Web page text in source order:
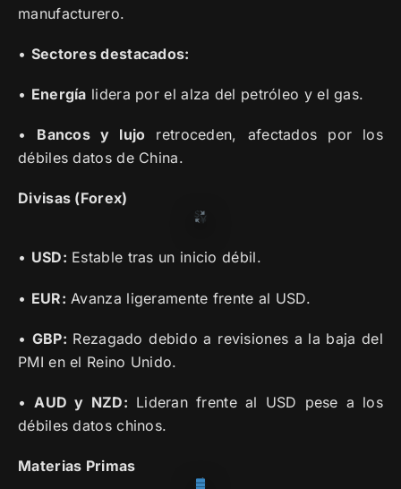
manufacturero.
• Sectores destacados:
• Energía lidera por el alza del petróleo y el gas.
• Bancos y lujo retroceden, afectados por los
débiles datos de China.
Divisas (Forex)
• USD: Estable tras un inicio débil.
• EUR: Avanza ligeramente frente al USD.
• GBP: Rezagado debido a revisiones a la baja del
PMI en el Reino Unido.
•AUD y NZD: Lideran frente al USD pese a los
débiles datos chinos.
Materias Primas